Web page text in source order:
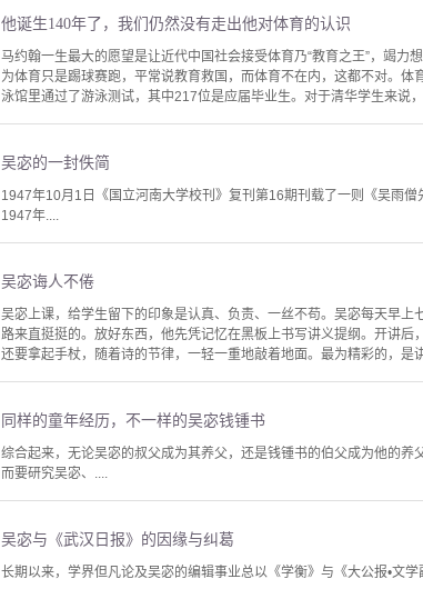
他诞生140年了，我们仍然没有走出他对体育的认识
马约翰一生最大的愿望是让近代中国社会接受体育乃“教育之王”，竭力
为体育只是踢球赛跑，平常说教育救国，而体育不在内，这都不对。
泳馆里通过了游泳测试，其中217位是应届毕业生。对于清华学生来说
吴宓的一封佚简
1947年10月1日《国立河南大学校刊》复刊第16期刊载了一则《吴雨
1947年....
吴宓诲人不倦
吴宓上课，给学生留下的印象是认真、负责、一丝不苟。吴宓每天早
路来直挺挺的。放好东西，他先凭记忆在黑板上书写讲义提纲。开讲
还要拿起手杖，随着诗的节律，一轻一重地敲着地面。最为精彩的，
同样的童年经历，不一样的吴宓钱锺书
综合起来，无论吴宓的叔父成为其养父，还是钱锺书的伯父成为他的养
而要研究吴宓、....
吴宓与《武汉日报》的因缘与纠葛
长期以来，学界但凡论及吴宓的编辑事业总以《学衡》与《大公报•文